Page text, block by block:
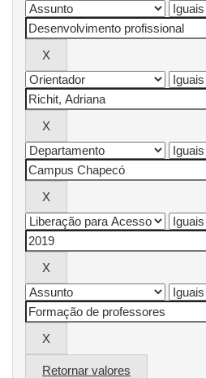
Retornar valores